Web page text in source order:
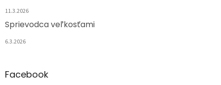
11.3.2026
Sprievodca veľkosťami
6.3.2026
Facebook